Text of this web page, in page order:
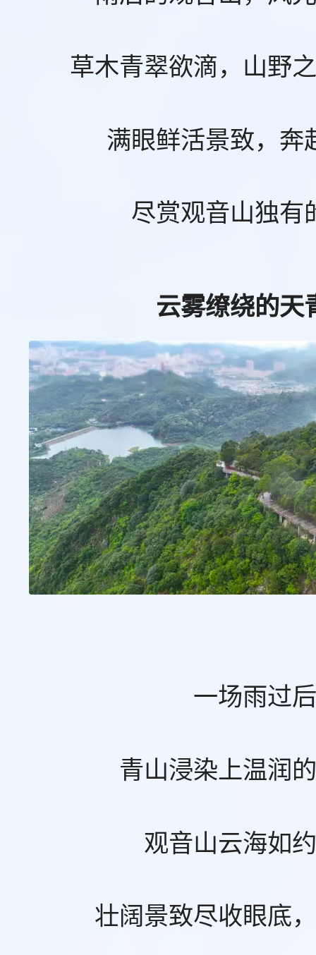
草木青翠欲滴，山野
满眼鲜活景致，奔
尽赏观音山独有
云雾缭绕的天
一场雨过后
青山浸染上温润的
观音山云海如
壮阔景致尽收眼底